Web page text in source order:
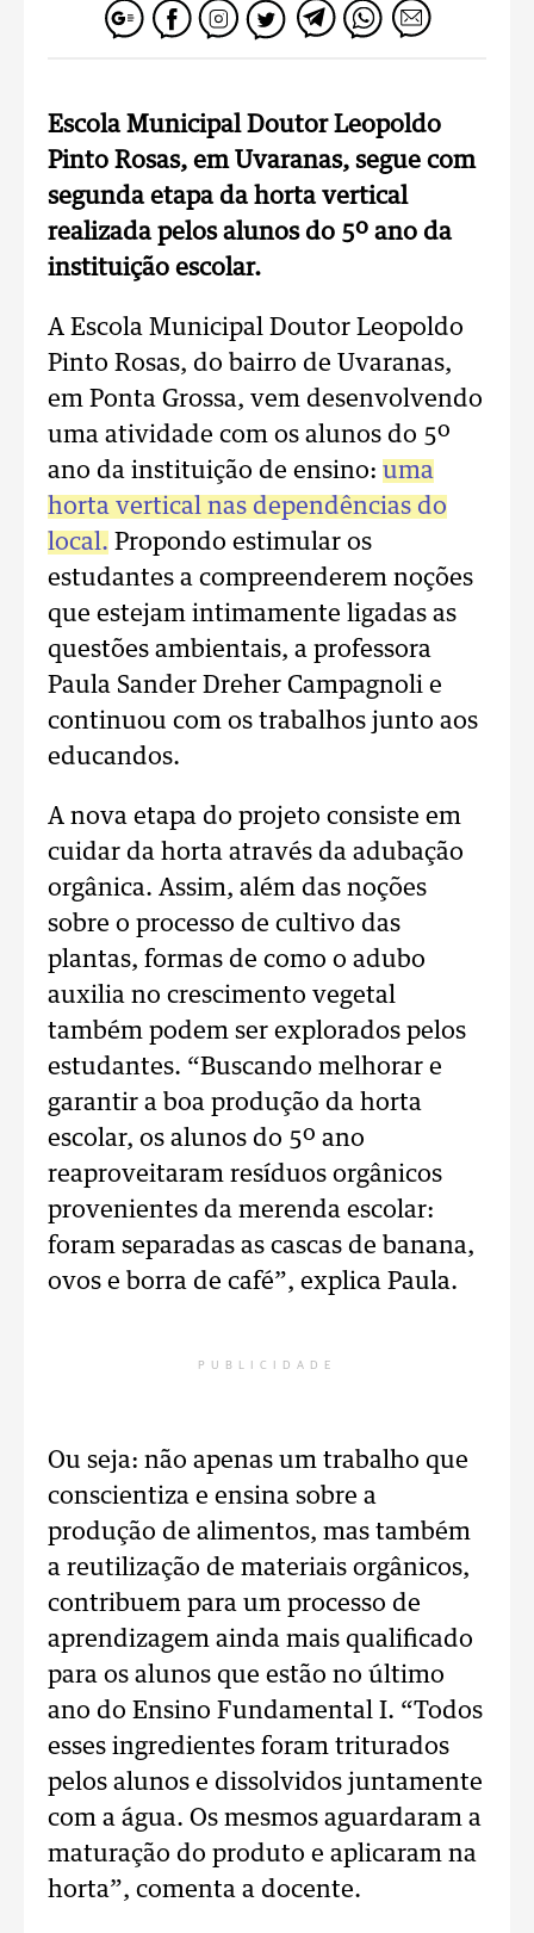
Escola Municipal Doutor Leopoldo
Pinto Rosas, em Uvaranas, segue com
segunda etapa da horta vertical
realizada pelos alunos do 5º ano da
instituição escolar.
A Escola Municipal Doutor Leopoldo
Pinto Rosas, do bairro de Uvaranas,
em Ponta Grossa, vem desenvolvendo
uma atividade com os alunos do 5º
ano da instituição de ensino: uma
horta vertical nas dependências do
local. Propondo estimular os
estudantes a compreenderem noções
que estejam intimamente ligadas as
questões ambientais, a professora
Paula Sander Dreher Campagnoli e
continuou com os trabalhos junto aos
educandos.
A nova etapa do projeto consiste em
cuidar da horta através da adubação
orgânica. Assim, além das noções
sobre o processo de cultivo das
plantas, formas de como o adubo
auxilia no crescimento vegetal
também podem ser explorados pelos
estudantes. “Buscando melhorar e
garantir a boa produção da horta
escolar, os alunos do 5º ano
reaproveitaram resíduos orgânicos
provenientes da merenda escolar:
foram separadas as cascas de banana,
ovos e borra de café”, explica Paula.
PUBLICIDADE
Ou seja: não apenas um trabalho que
conscientiza e ensina sobre a
produção de alimentos, mas também
a reutilização de materiais orgânicos,
contribuem para um processo de
aprendizagem ainda mais qualificado
para os alunos que estão no último
ano do Ensino Fundamental I. “Todos
esses ingredientes foram triturados
pelos alunos e dissolvidos juntamente
com a água. Os mesmos aguardaram a
maturação do produto e aplicaram na
horta”, comenta a docente.